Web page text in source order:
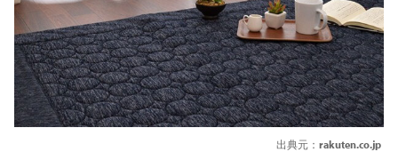
出典元： rakuten.co.jp